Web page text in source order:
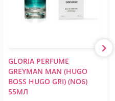
GLORIA PERFUME
GREYMAN MAN (HUGO
BOSS HUGO GRI) (NO6)
55МЛ